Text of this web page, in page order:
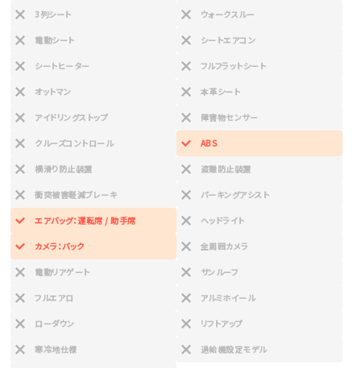
3列シート ウォークスルー
電動シート シートエアコン
シートヒーター フルフラットシート
オットマン 本革シート
アイドリングストップ 障害物センサー
クルーズコントロール ABS
横滑り防止装置 盗難防止装置
衝突被害軽減ブレーキ パーキングアシスト
エアバッグ：運転席 / 助手席 ヘッドライト
カメラ：バック 全周囲カメラ
電動リアゲート サンルーフ
フルエアロ アルミホイール
ローダウン リフトアップ
寒冷地仕様 過給機設定モデル